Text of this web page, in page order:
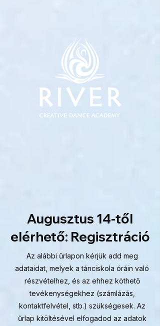
Augusztus 14-től
elérhető: Regisztráció
Az alábbi űrlapon kérjük add meg
adataidat, melyek a tánciskola óráin való
részvételhez, és az ehhez köthető
tevékenységekhez (számlázás,
kontaktfelvétel, stb.) szükségesek. Az
űrlap kitöltésével elfogadod az adatok